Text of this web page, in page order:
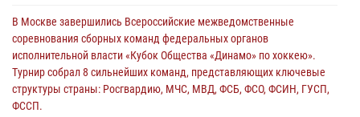
Всероссийского конкурса профессионального мастерства среди
сотрудников вневедомственной охраны Росгвардии, Псковские
Росгвардейцы одержали победу
30 июля 2026, 05:10
В Москве завершились Всероссийские межведомственные
соревнования сборных команд федеральных органов
исполнительной власти «Кубок Общества «Динамо» по хоккею».
Турнир собрал 8 сильнейших команд, представляющих ключевые
структуры страны: Росгвардию, МЧС, МВД, ФСБ, ФСО, ФСИН, ГУСП,
ФССП.